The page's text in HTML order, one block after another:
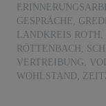
GESPRÄCHE,
LANDKREIS ROTH ,
RÖTTENBACH ,
VERTREIBUNG,
WOHLSTAND,